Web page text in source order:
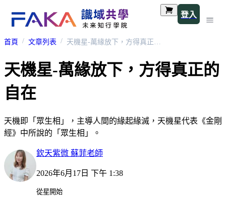
登入
首頁 文章列表 天機星-萬緣放下，方得真正的自在
天機星-萬緣放下，方得真正的
自在
天機即「眾生相」，主導人間的緣起緣滅，天機星代表《金剛
經》中所說的「眾生相」。
欽天紫微 蘇菲老師
2026年6月17日 下午 1:38
從星開始